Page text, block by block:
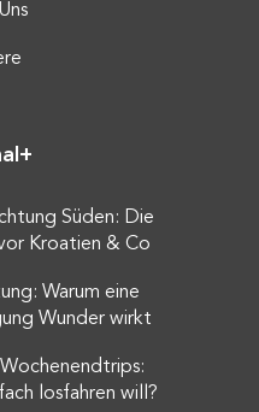
Süden: Die
Kroatien & Co
Warum eine
Wunder wirkt
losfahren will?